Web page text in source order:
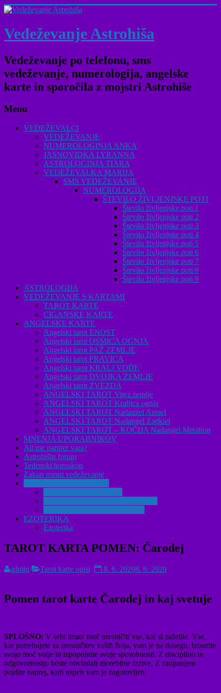
Vedeževanje Astrohiša
Vedeževanje po telefonu, sms
vedeževanje, numerologija, angelske
karte in sporočila z mojstri Astrohiše
Menu
VEDEŽEVALCI
VEDEŽEVANJE
NUMEROLOGINJA ANKA
JASNOVIDKA LYRANNA
ASTROLOGINJA TIARA
VEDEŽEVALKA MARIJA
SMS VEDEŽEVANJE
NUMEROLOGIJA
ŠTEVILO ŽIVLJENJSKE POTI
Število življenjske poti 1
Število življenjske poti 2
Število življenjske poti 3
Število življenjske poti 4
Število življenjske poti 5
Število življenjske poti 6
Število življenjske poti 7
Število življenjske poti 8
Število življenjske poti 9
ASTROLOGIJA
VEDEŽEVANJE S KARTAMI
TAROT KARTE
CIGANSKE KARTE
ANGELSKE KARTE
Angelski tarot ENOST
Angelski tarot OSMICA OGNJA
Angelski tarot PAŽ ZEMLJE
Angelski tarot PRAVICA
Angelski tarot KRALJ VODE
Angelski tarot DVOJKA ZEMLJE
Angelski tarot ZVEZDA
ANGELSKI TAROT Vitez zemlje
ANGELSKI TAROT Kraljica ognja
ANGELSKI TAROT Nadanzel Azrael
ANGELSKI TAROT Nadangel Zadkiel
ANGELSKI TAROT – KOČIJA Nadangel Metatron
MNENJA UPORABNIKOV
Ali me partner vara?
Astrohišin forum
Tedenski horoskop
Zakup minut vedeževanje
EZOTERIKA
Ezoterika
TAROT KARTA POMEN: Čarodej
admin Tarot karte opisi 8. 6. 20208. 6. 2020
Pomen tarot karte Čarodej in kaj svetuje
SPLOŠNO: V sebi imate moč uresničiti vse, kar si zaželite. Vse,
kar potrebujete za uresničitev vaših želja, vam je na dosegu. Izostrite
svojo moč volje in izpopolnite svoje sposobnosti. Z disciplino in
odgovornostjo boste obvladali morebitne izzive. Z zaupanjem
pojdite naprej, kajti uspeh vam je zagotovljen.